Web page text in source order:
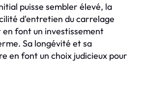
puisse sembler élevé, la
d'entretien du carrelage
font un investissement
Sa longévité et sa
en font un choix judicieux pour